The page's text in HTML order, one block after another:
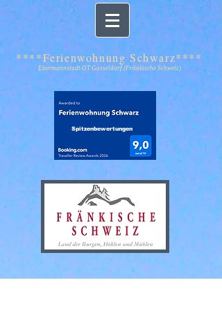
****Ferienwohnung Schwarz****
Ebermannstadt OT Gasseldorf (Fränkische Schweiz)
Spitzenbewertungen